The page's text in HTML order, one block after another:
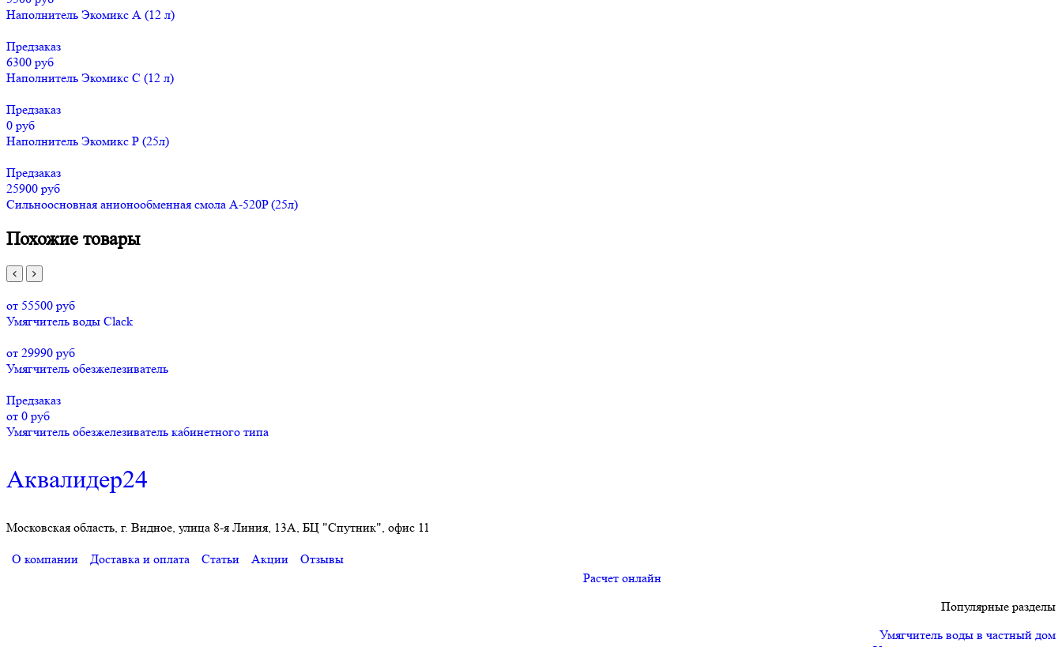
Наполнитель Экомикс А (12 л)
Предзаказ
6300 руб
Наполнитель Экомикс С (12 л)
Предзаказ
0 руб
Наполнитель Экомикс Р (25л)
Предзаказ
25900 руб
Сильноосновная анионообменная смола A-520P (25л)
Похожие товары
от 55500 руб
Умягчитель воды Clack
от 29990 руб
Умягчитель обезжелезиватель
Предзаказ
от 0 руб
Умягчитель обезжелезиватель кабинетного типа
Аквалидер24
Московская область, г. Видное, улица 8-я Линия, 13А, БЦ "Спутник", офис 11
О компании Доставка и оплата Статьи Акции
Отзывы
Расчет онлайн
Популярные разделы
Умягчитель воды в частный дом